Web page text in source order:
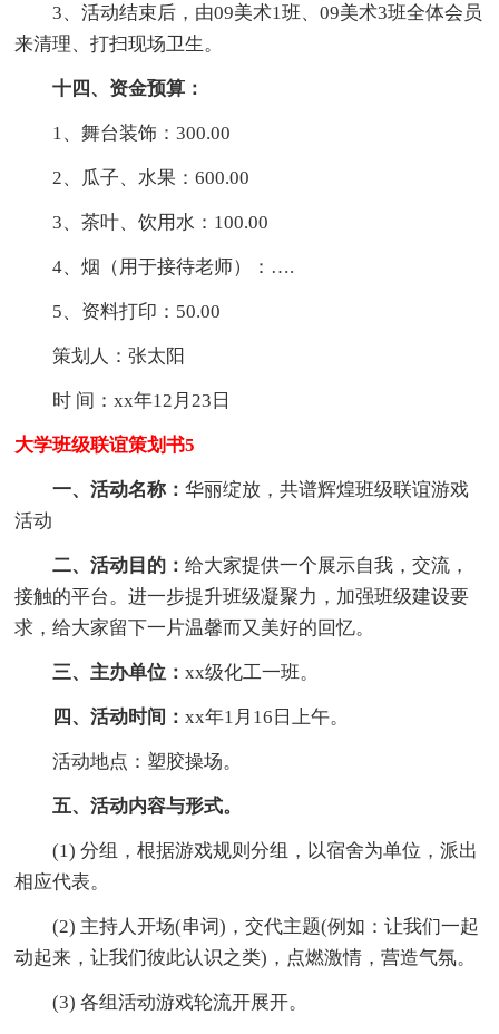
3、活动结束后，由09美术1班、09美术3班全体会员
来清理、打扫现场卫生。
十四、资金预算：
1、舞台装饰：300.00
2、瓜子、水果：600.00
3、茶叶、饮用水：100.00
4、烟（用于接待老师）：….
5、资料打印：50.00
策划人：张太阳
时 间：xx年12月23日
大学班级联谊策划书5
一、活动名称：华丽绽放，共谱辉煌班级联谊游戏
活动
二、活动目的：给大家提供一个展示自我，交流，
接触的平台。进一步提升班级凝聚力，加强班级建设要
求，给大家留下一片温馨而又美好的回忆。
三、主办单位：xx级化工一班。
四、活动时间：xx年1月16日上午。
活动地点：塑胶操场。
五、活动内容与形式。
(1) 分组，根据游戏规则分组，以宿舍为单位，派出
相应代表。
(2) 主持人开场(串词)，交代主题(例如：让我们一起
动起来，让我们彼此认识之类)，点燃激情，营造气氛。
(3) 各组活动游戏轮流开展开。